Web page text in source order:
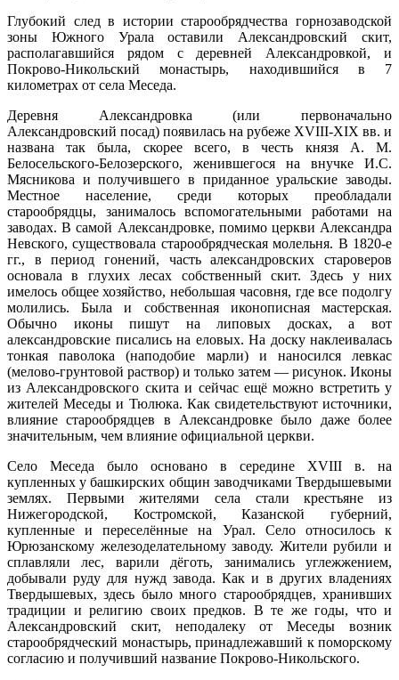
Глубокий след в истории старообрядчества горнозаводской
зоны Южного Урала оставили Александровский скит,
располагавшийся рядом с деревней Александровкой, и
Покрово-Никольский монастырь, находившийся в 7
километрах от села Меседа.
Деревня Александровка (или первоначально
Александровский посад) появилась на рубеже XVIII-XIX вв. и
названа так была, скорее всего, в честь князя А. М.
Белосельского-Белозерского, женившегося на внучке И.С.
Мясникова и получившего в приданное уральские заводы.
Местное население, среди которых преобладали
старообрядцы, занималось вспомогательными работами на
заводах. В самой Александровке, помимо церкви Александра
Невского, существовала старообрядческая молельня. В 1820-е
гг., в период гонений, часть александровских староверов
основала в глухих лесах собственный скит. Здесь у них
имелось общее хозяйство, небольшая часовня, где все подолгу
молились. Была и собственная иконописная мастерская.
Обычно иконы пишут на липовых досках, а вот
александровские писались на еловых. На доску наклеивалась
тонкая паволока (наподобие марли) и наносился левкас
(мелово-грунтовой раствор) и только затем — рисунок. Иконы
из Александровского скита и сейчас ещё можно встретить у
жителей Меседы и Тюлюка. Как свидетельствуют источники,
влияние старообрядцев в Александровке было даже более
значительным, чем влияние официальной церкви.
Село Меседа было основано в середине XVIII в. на
купленных у башкирских общин заводчиками Твердышевыми
землях. Первыми жителями села стали крестьяне из
Нижегородской, Костромской, Казанской губерний,
купленные и переселённые на Урал. Село относилось к
Юрюзанскому железоделательному заводу. Жители рубили и
сплавляли лес, варили дёготь, занимались углежжением,
добывали руду для нужд завода. Как и в других владениях
Твердышевых, здесь было много старообрядцев, хранивших
традиции и религию своих предков. В те же годы, что и
Александровский скит, неподалеку от Меседы возник
старообрядческий монастырь, принадлежавший к поморскому
согласию и получивший название Покрово-Никольского.